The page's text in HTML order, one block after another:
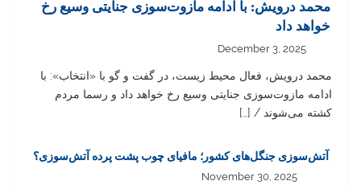
محمد درویش: با ادامه مازوت‌سوزی جنایتی وسیع رخ
خواهد داد
December 3, 2025
محمد درویش، فعال محیط زیست، در گفت و گو با «انتخاب»: با
ادامه مازوت‌سوزی جنایتی وسیع رخ خواهد داد و رسما مردم
کشته می‌شوند / […]
آتش‌سوزی‌ جنگل‌های کشور؛ مافیای چوب پشت پرده آتش‌سوزی؟
November 30, 2025